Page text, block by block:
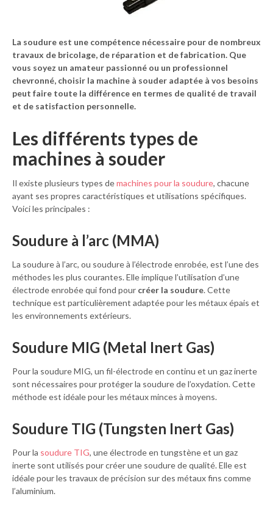
La soudure est une compétence nécessaire pour de nombreux
travaux de bricolage, de réparation et de fabrication. Que
vous soyez un amateur passionné ou un professionnel
chevronné, choisir la machine à souder adaptée à vos besoins
peut faire toute la différence en termes de qualité de travail
et de satisfaction personnelle.
Les différents types de
machines à souder
Il existe plusieurs types demachines pour la soudure, chacune
ayant ses propres caractéristiques et utilisations spécifiques.
Voici les principales :
Soudure à l’arc (MMA)
La soudure à l’arc, ou soudure à l’électrode enrobée, est l’une des
méthodes les plus courantes. Elle implique l’utilisation d’une
électrode enrobée qui fond pour créer la soudure. Cette
technique est particulièrement adaptée pour les métaux épais et
les environnements extérieurs.
Soudure MIG (Metal Inert Gas)
Pour la soudure MIG, un fil-électrode en continu et un gaz inerte
sont nécessaires pour protéger la soudure de l’oxydation. Cette
méthode est idéale pour les métaux minces à moyens.
Soudure TIG (Tungsten Inert Gas)
Pour la soudure TIG, une électrode en tungstène et un gaz
inerte sont utilisés pour créer une soudure de qualité. Elle est
idéale pour les travaux de précision sur des métaux fins comme
l’aluminium.